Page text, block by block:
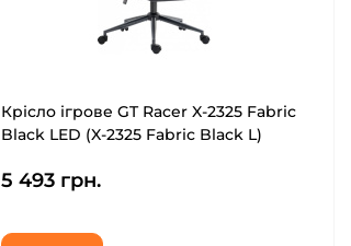
Крісло ігрове GT Racer X-2325 Fabric
Black LED (X-2325 Fabric Black L)
5 493 грн.